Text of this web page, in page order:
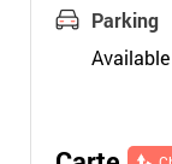
Parking
Available